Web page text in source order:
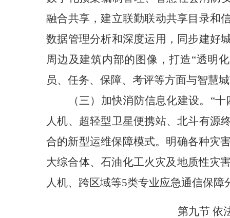
融合共享，建立联勤联动共享目录和
数据管理分析和深度运用，同步建好
周边及建筑内部的图像，打造“透明
员、任务、保障、考评等方面与智慧
（三） 加快消防信息化建设。“十
人机、超轻型卫星便携站、北斗有源
合的新型运维保障模式。 明确各种灾
大综合体、石油化工火灾及地质性灾
人机、跨区域等5类专业应急通信保
第九节 依